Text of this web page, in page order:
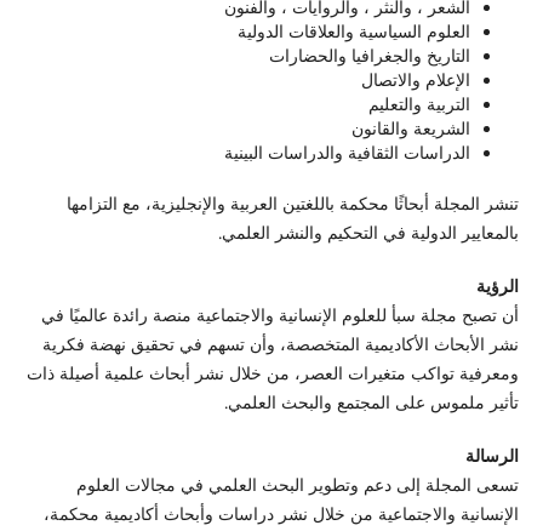
الشعر ، والنثر ، والروايات ، والفنون
العلوم السياسية والعلاقات الدولية
التاريخ والجغرافيا والحضارات
الإعلام والاتصال
التربية والتعليم
الشريعة والقانون
الدراسات الثقافية والدراسات البينية
تنشر المجلة أبحاثًا محكمة باللغتين العربية والإنجليزية، مع التزامها
بالمعايير الدولية في التحكيم والنشر العلمي.
الرؤية
أن تصبح مجلة سبأ للعلوم الإنسانية والاجتماعية منصة رائدة عالميًا في
نشر الأبحاث الأكاديمية المتخصصة، وأن تسهم في تحقيق نهضة فكرية
ومعرفية تواكب متغيرات العصر، من خلال نشر أبحاث علمية أصيلة ذات
تأثير ملموس على المجتمع والبحث العلمي.
الرسالة
تسعى المجلة إلى دعم وتطوير البحث العلمي في مجالات العلوم
الإنسانية والاجتماعية من خلال نشر دراسات وأبحاث أكاديمية محكمة،